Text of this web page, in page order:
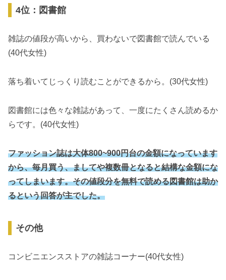
4位：図書館
雑誌の値段が高いから、買わないで図書館で読んでいる
(40代女性)
落ち着いてじっくり読むことができるから。(30代女性)
図書館には色々な雑誌があって、一度にたくさん読めるか
らです。(40代女性)
ファッション誌は大体800~900円台の金額になっています
から、毎月買う、ましてや複数冊となると結構な金額にな
ってしまいます。その値段分を無料で読める図書館は助か
るという回答が主でした。
その他
コンビニエンスストアの雑誌コーナー(40代女性)